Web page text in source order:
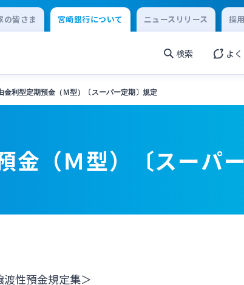
の皆さま 宮崎銀行について ニュースリリース 採
検索 よ
金利型定期預金（Ｍ型）〔スーパー定期〕規定
金（Ｍ型）〔スーパ
性預金規定集＞